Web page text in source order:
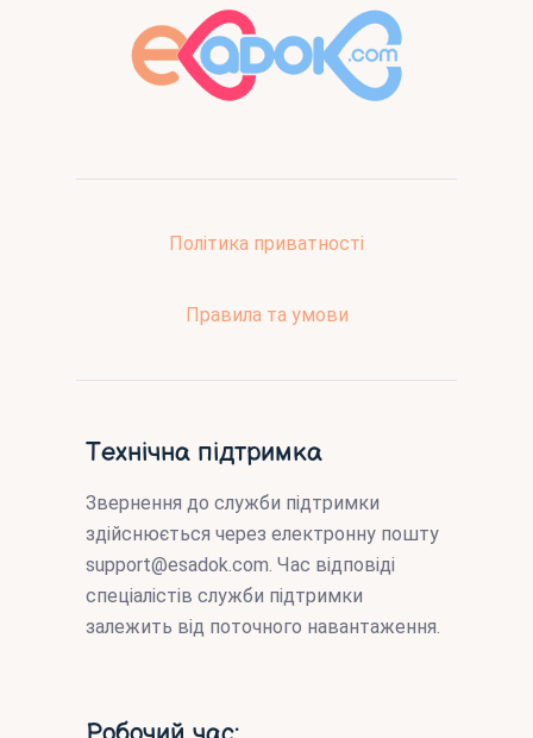
Політика приватності
Правила та умови
Технічна підтримка
Звернення до служби підтримки
здійснюється через електронну пошту
support@esadok.com. Час відповіді
спеціалістів служби підтримки
залежить від поточного навантаження.